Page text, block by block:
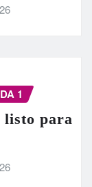
1
listo para